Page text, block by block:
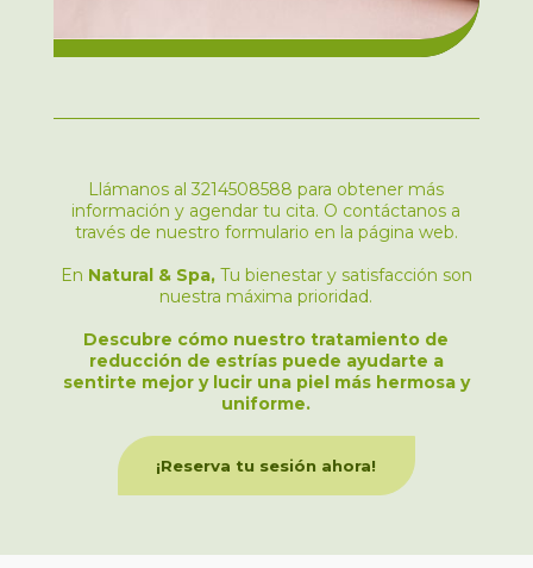
Llámanos al 3214508588 para obtener más
información y agendar tu cita. O contáctanos a
través de nuestro formulario en la página web.
En Natural & Spa,Tu bienestar y satisfacción son
nuestra máxima prioridad.
Descubre cómo nuestro tratamiento de
reducción de estrías puede ayudarte a
sentirte mejor y lucir una piel más hermosa y
uniforme.
¡Reserva tu sesión ahora!